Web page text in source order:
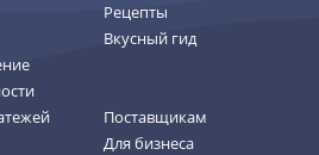
Рецепты
Вкусный гид
Поставщикам
Для бизнеса